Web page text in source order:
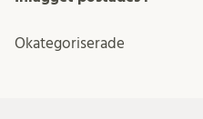
Okategoriserade